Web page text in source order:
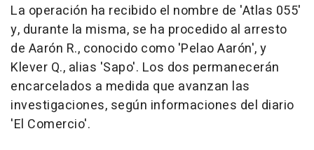
La operación ha recibido el nombre de 'Atlas 055'
y, durante la misma, se ha procedido al arresto
de Aarón R., conocido como 'Pelao Aarón', y
Klever Q., alias 'Sapo'. Los dos permanecerán
encarcelados a medida que avanzan las
investigaciones, según informaciones del diario
'El Comercio'.